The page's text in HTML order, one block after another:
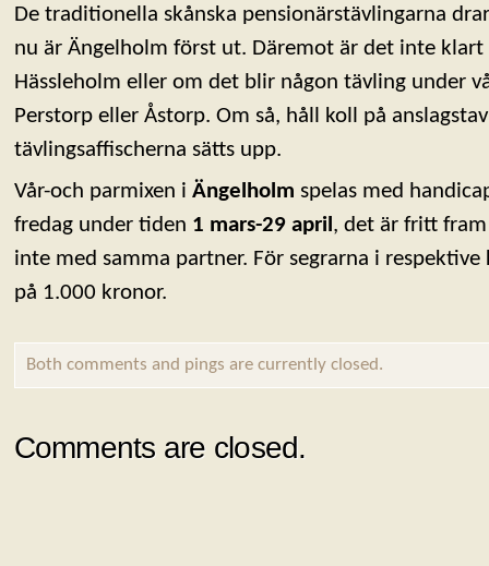
De traditionella skånska pensionärstävlingarna
nu är Ängelholm först ut. Däremot är det inte klart
Hässleholm eller om det blir någon tävling under
Perstorp eller Åstorp. Om så, håll koll på
tävlingsaffischerna sätts upp.
Vår-och parmixen i Ängelholm spelas med
fredag under tiden 1 mars-29 april, det är fritt
inte med samma partner. För segrarna i
på 1.000 kronor.
Both comments and pings are currently closed.
Comments are closed.